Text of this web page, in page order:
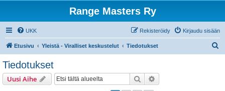
Range Masters Ry
UKK Kirjaudu sisään
Rekisteröidy
Etusivu Yleistä - Viralliset keskustelut Tiedotukset
Tiedotukset
Uusi Aihe Etsi